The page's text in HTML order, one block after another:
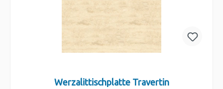
Werzalittischplatte Travertin